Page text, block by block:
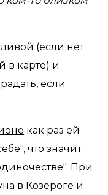
(если нет
в карте) и
если
как раз ей
что значит
При
в Козероге и